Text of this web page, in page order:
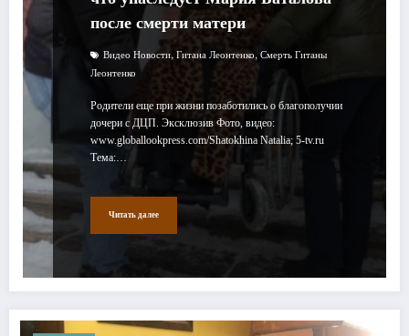
после смерти матери
Видео Новости, Гитана Леонтенко, Смерть Гитаны
Леонтенко
Родители еще при жизни позаботились о благополучии
дочери с ДЦП. Эксклюзив Фото, видео:
www.globallookpress.com/Shatokhina Natalia; 5-tv.ru
Тема:…
Читать далее